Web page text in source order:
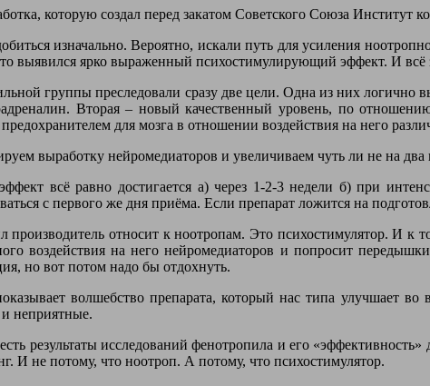
которую создал перед закатом Советского Союза
изначально. Вероятно, искали путь для усиления
выявился ярко выраженный психостимулирующий эффект. И
группы преследовали сразу две цели. Одна из них логично
Вторая – новый качественный уровень, по
для мозга в отношении воздействия на него
выработку нейромедиаторов и увеличиваем чуть ли не на
всё равно достигается а) через 1-2-3 недели б) при
с первого же дня приёма. Если препарат ложится на
относит к ноотропам. Это психостимулятор. И
воздействия на него нейромедиаторов и попросит
но вот потом надо бы отдохнуть.
волшебство препарата, который нас типа улучшает
и неприятные.
результаты исследований фенотропила и его
И не потому, что ноотроп. А потому, что психостимулятор.